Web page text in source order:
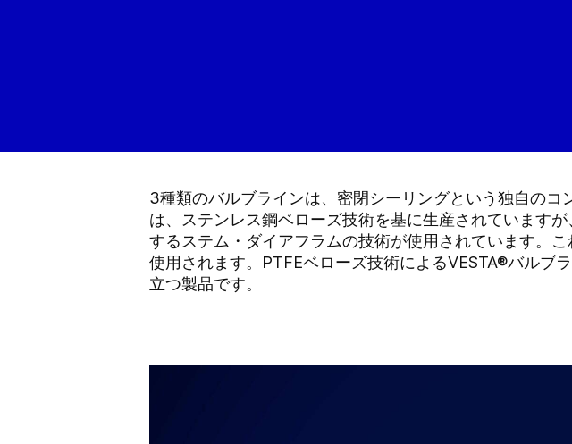
3種類のバルブラインは、密閉シーリングという独自の
は、ステンレス鋼ベローズ技術を基に生産されています
するステム・ダイアフラムの技術が使用されています。
使用されます。PTFEベローズ技術によるVESTA®バルブ
立つ製品です。